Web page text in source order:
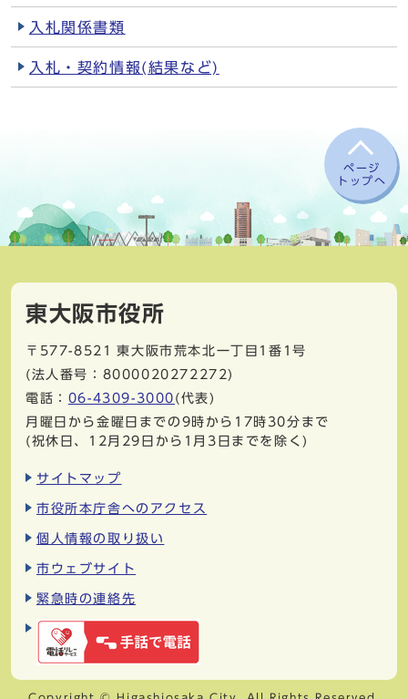
入札関係書類
入札・契約情報(結果など)
ページ
トップへ
東大阪市役所
〒577-8521
東大阪市荒本北一丁目1番1号
(法人番号：8000020272272)
電話： 06-4309-3000 (代表)
月曜日から金曜日までの9時から17時30分まで
(祝休日、12月29日から1月3日までを除く)
サイトマップ
市役所本庁舎へのアクセス
個人情報の取り扱い
市ウェブサイト
緊急時の連絡先